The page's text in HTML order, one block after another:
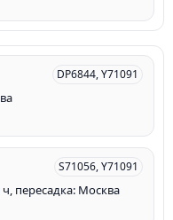
DP6844, Y71091
S71056, Y71091
пересадка: Москва